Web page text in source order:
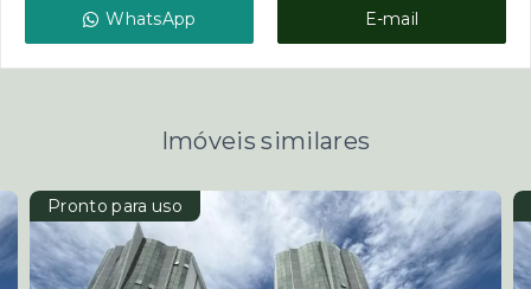
WhatsApp E-mail
Imóveis similares
Pronto para uso